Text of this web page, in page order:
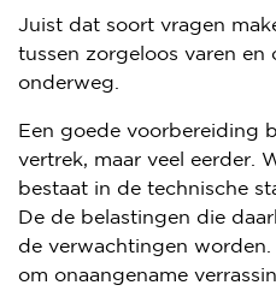
Juist dat soort vragen
tussen zorgeloos varen
onderweg.
Een goede voorbereiding
vertrek, maar veel eerder.
bestaat in de technische
De de belastingen die
de verwachtingen
om onaangename